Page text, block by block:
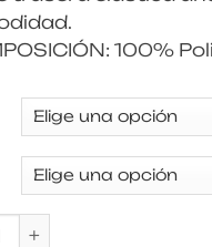
100%
cantidad